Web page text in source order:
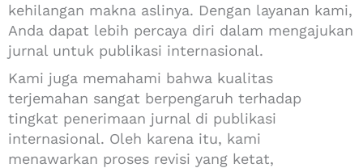
kehilangan makna aslinya. Dengan layanan kami,
Anda dapat lebih percaya diri dalam mengajukan
jurnal untuk publikasi internasional.
Kami juga memahami bahwa kualitas
terjemahan sangat berpengaruh terhadap
tingkat penerimaan jurnal di publikasi
internasional. Oleh karena itu, kami
menawarkan proses revisi yang ketat,